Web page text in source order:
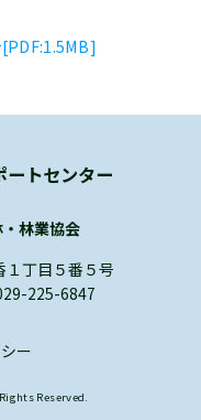
ートセンター
林業協会
丁目５番５号
225-6847
ー
Reserved.